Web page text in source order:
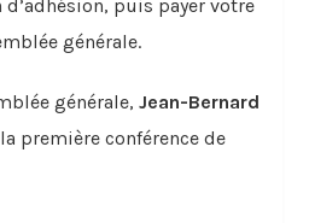
puis payer votre
générale.
générale,Jean-Bernard
première conférence de